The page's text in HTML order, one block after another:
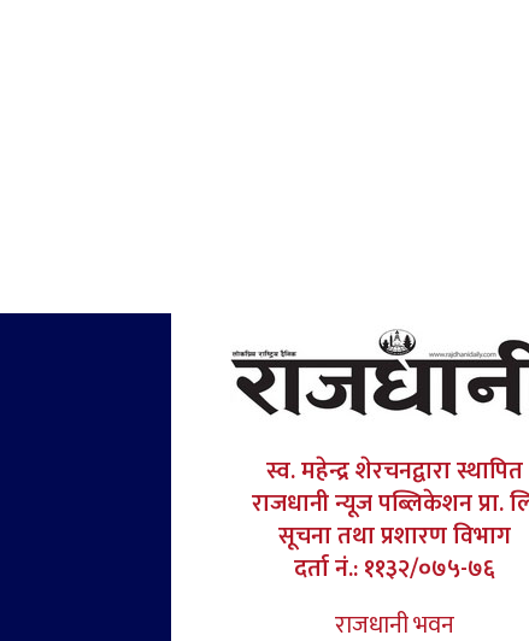
स्व. महेन्द्र शेरचनद्वारा स्थापित
राजधानी न्यूज पब्लिकेशन प्रा.
सूचना तथा प्रशारण विभाग
दर्ता नं.: ११३२/०७५-७६
राजधानी भवन